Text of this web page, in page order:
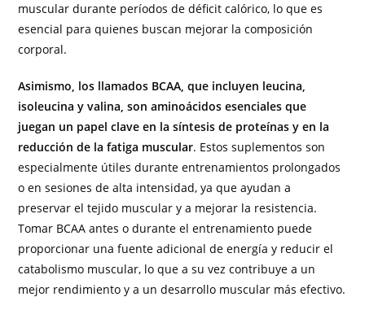
muscular durante períodos de déficit calórico, lo que es
esencial para quienes buscan mejorar la composición
corporal.
Asimismo, los llamados BCAA, que incluyen leucina,
isoleucina y valina, son aminoácidos esenciales que
juegan un papel clave en la síntesis de proteínas y en la
reducción de la fatiga muscular. Estos suplementos son
especialmente útiles durante entrenamientos prolongados
o en sesiones de alta intensidad, ya que ayudan a
preservar el tejido muscular y a mejorar la resistencia.
Tomar BCAA antes o durante el entrenamiento puede
proporcionar una fuente adicional de energía y reducir el
catabolismo muscular, lo que a su vez contribuye a un
mejor rendimiento y a un desarrollo muscular más efectivo.